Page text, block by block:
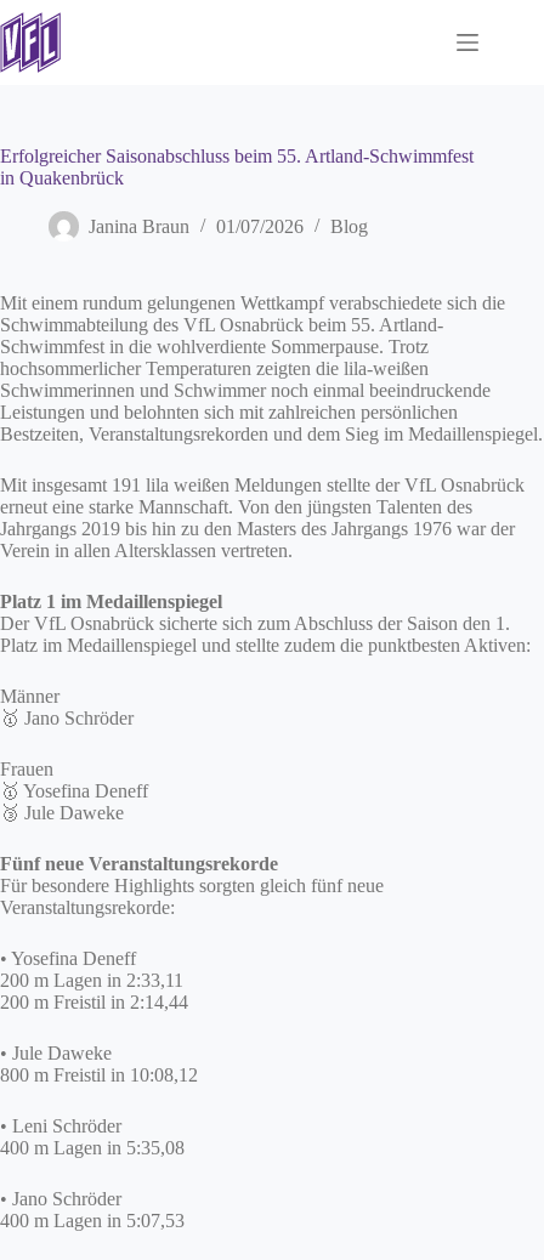
Zum
Inhalt
springen
Erfolgreicher Saisonabschluss beim 55. Artland-Schwimmfest
in Quakenbrück
Janina Braun 01/07/2026 Blog
Mit einem rundum gelungenen Wettkampf verabschiedete sich die
Schwimmabteilung des VfL Osnabrück beim 55. Artland-
Schwimmfest in die wohlverdiente Sommerpause. Trotz
hochsommerlicher Temperaturen zeigten die lila-weißen
Schwimmerinnen und Schwimmer noch einmal beeindruckende
Leistungen und belohnten sich mit zahlreichen persönlichen
Bestzeiten, Veranstaltungsrekorden und dem Sieg im Medaillenspiegel.
Mit insgesamt 191 lila weißen Meldungen stellte der VfL Osnabrück
erneut eine starke Mannschaft. Von den jüngsten Talenten des
Jahrgangs 2019 bis hin zu den Masters des Jahrgangs 1976 war der
Verein in allen Altersklassen vertreten.
Platz 1 im Medaillenspiegel
Der VfL Osnabrück sicherte sich zum Abschluss der Saison den 1.
Platz im Medaillenspiegel und stellte zudem die punktbesten Aktiven:
Männer
🥇 Jano Schröder
Frauen
🥇 Yosefina Deneff
🥉 Jule Daweke
Fünf neue Veranstaltungsrekorde
Für besondere Highlights sorgten gleich fünf neue
Veranstaltungsrekorde:
• Yosefina Deneff
200 m Lagen in 2:33,11
200 m Freistil in 2:14,44
• Jule Daweke
800 m Freistil in 10:08,12
• Leni Schröder
400 m Lagen in 5:35,08
• Jano Schröder
400 m Lagen in 5:07,53